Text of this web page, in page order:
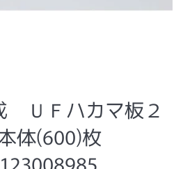
ＵＦハカマ板２
体(600)枚